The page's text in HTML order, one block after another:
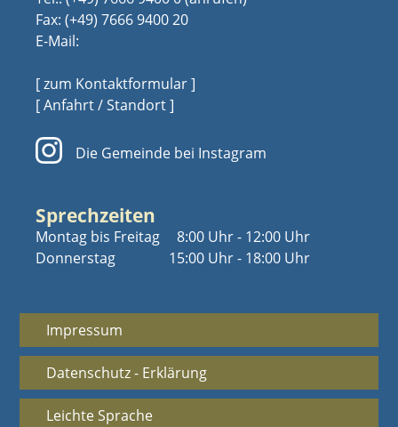
Fax: (+49) 7666 9400 20
E-Mail:
[ zum Kontaktformular ]
[ Anfahrt / Standort ]
Die Gemeinde bei Instagram
Sprechzeiten
Montag bis Freitag
Donnerstag
8:00 Uhr - 12:00 Uhr
15:00 Uhr - 18:00 Uhr
Impressum
Datenschutz - Erklärung
Leichte Sprache